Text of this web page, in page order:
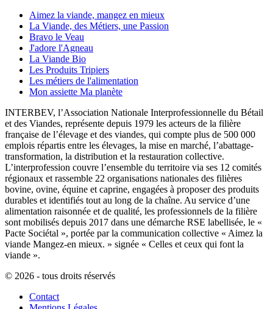
Aimez la viande, mangez en mieux
La Viande, des Métiers, une Passion
Bravo le Veau
J'adore l'Agneau
La Viande Bio
Les Produits Tripiers
Les métiers de l'alimentation
Mon assiette Ma planète
INTERBEV, l’Association Nationale Interprofessionnelle du Bétail
et des Viandes, représente depuis 1979 les acteurs de la filière
française de l’élevage et des viandes, qui compte plus de 500 000
emplois répartis entre les élevages, la mise en marché, l’abattage-
transformation, la distribution et la restauration collective.
L’interprofession couvre l’ensemble du territoire via ses 12 comités
régionaux et rassemble 22 organisations nationales des filières
bovine, ovine, équine et caprine, engagées à proposer des produits
durables et identifiés tout au long de la chaîne. Au service d’une
alimentation raisonnée et de qualité, les professionnels de la filière
sont mobilisés depuis 2017 dans une démarche RSE labellisée, le «
Pacte Sociétal », portée par la communication collective « Aimez la
viande Mangez-en mieux. » signée « Celles et ceux qui font la
viande ».
© 2026 - tous droits réservés
Contact